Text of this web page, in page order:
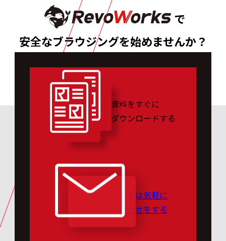
で
安全なブラウジングを始めませんか？
資料をすぐに
ダウンロードする
まずは気軽に
問合せをする